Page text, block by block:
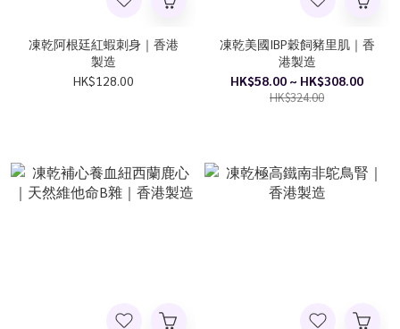
凍乾阿根廷紅蝦刺身｜香港
製造
HK$128.00
凍乾美國IBP穀飼豬里肌｜香
港製造
HK$58.00 ~ HK$308.00
HK$324.00